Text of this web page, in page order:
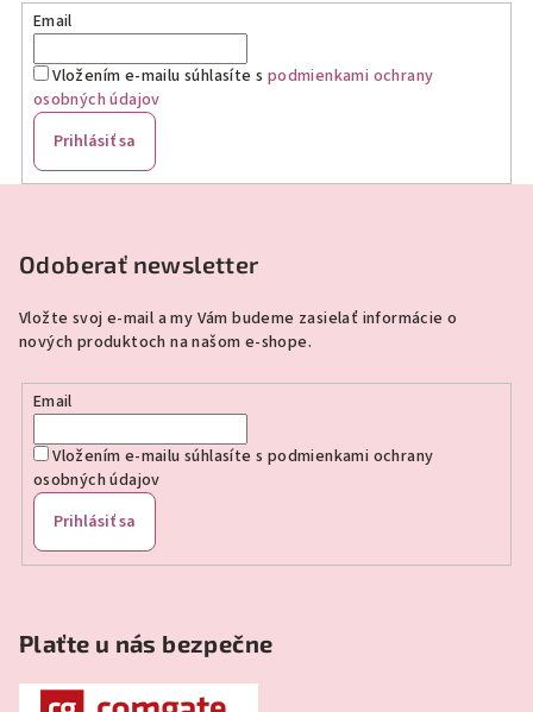
Email
Vložením e-mailu súhlasíte s podmienkami ochrany
osobných údajov
Prihlásiť sa
Odoberať newsletter
Vložte svoj e-mail a my Vám budeme zasielať informácie o
nových produktoch na našom e-shope.
Email
Vložením e-mailu súhlasíte s podmienkami ochrany
osobných údajov
Prihlásiť sa
Plaťte u nás bezpečne